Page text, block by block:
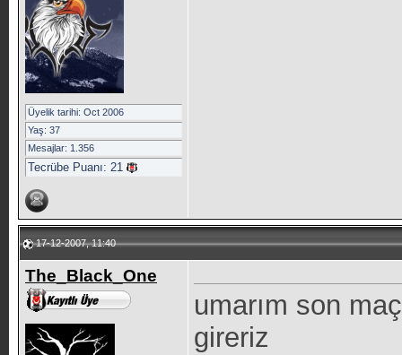
Üyelik tarihi: Oct 2006
Yaş: 37
Mesajlar: 1.356
Tecrübe Puanı: 21
17-12-2007, 11:40
The_Black_One
umarım son
gireriz